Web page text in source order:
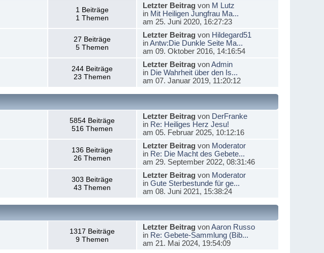
1 Beiträge
1 Themen
Letzter Beitragvon M Lutz
in Mit Heiligen Jungfrau Ma...
am 25. Juni 2020, 16:27:23
27 Beiträge
5 Themen
Letzter Beitragvon Hildegard51
inAntw:Die Dunkle Seite Ma...
am 09. Oktober 2016, 14:16:54
244 Beiträge
23 Themen
Letzter BeitragvonAdmin
in Die Wahrheit über den Is...
am 07. Januar 2019, 11:20:12
5854 Beiträge
516 Themen
Letzter Beitragvon DerFranke
in Re: Heiliges Herz Jesu!
am 05. Februar 2025, 10:12:16
136 Beiträge
26 Themen
Letzter Beitragvon Moderator
in Re: Die Macht des Gebete...
am 29. September 2022, 08:31:46
303 Beiträge
43 Themen
Letzter Beitragvon Moderator
in Gute Sterbestunde für ge...
am 08. Juni 2021, 15:38:24
1317 Beiträge
9 Themen
Letzter BeitragvonAaron Russo
in Re: Gebete-Sammlung (Bib...
am 21. Mai 2024, 19:54:09